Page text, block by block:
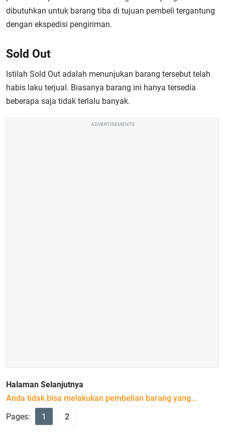
dibutuhkan untuk barang tiba di tujuan pembeli tergantung
dengan ekspedisi pengiriman.
Sold Out
Istilah Sold Out adalah menunjukan barang tersebut telah
habis laku terjual. Biasanya barang ini hanya tersedia
beberapa saja tidak terlalu banyak.
ADVERTISEMENTS
Halaman Selanjutnya
Anda tidak bisa melakukan pembelian barang yang...
Pages:
1 2